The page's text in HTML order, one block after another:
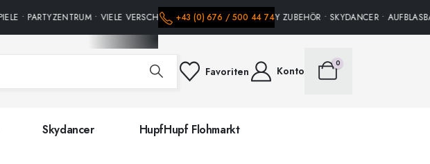
• PARTYZENTRUM • VIELE VERSCHIEDENE HÜPFBURGEN • PARTY ZUBEHÖR • SKYDANCER •
+43 (0) 676 / 500 44 74
Favoriten Konto
0
Skydancer HupfHupf Flohmarkt